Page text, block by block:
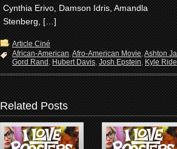
Cynthia Erivo, Damson Idris, Amandla
Stenberg, […]
Article Ciné
African-American,Afro-American Movie,Ashton
Gord Rand,Hubert Davis,Josh Epstein,Kyle
Related Posts